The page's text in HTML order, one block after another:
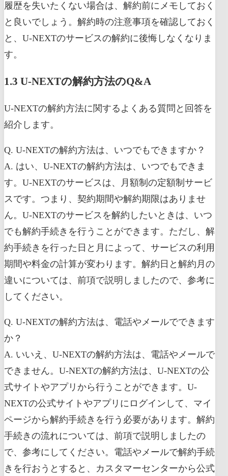
履歴を失いたくない場合は、解約前にメモしておく
と良いでしょう。解約時の注意事項を確認しておく
と、U-NEXTのサービスの解約に後悔しなくなりま
す。
1.3 U-NEXTの解約方法のQ&A
U-NEXTの解約方法に関するよくある質問と回答を
紹介します。
Q. U-NEXTの解約方法は、いつでもできますか？
A. はい、U-NEXTの解約方法は、いつでもできま
す。U-NEXTのサービスは、月額制の定額制サービ
スです。つまり、契約期間や解約期限はありませ
ん。U-NEXTのサービスを解約したいときは、いつ
でも解約手続きを行うことができます。ただし、解
約手続きを行った日と月によって、サービスの利用
期間や料金の計算が変わります。解約日と解約月の
違いについては、前項で説明しましたので、参考に
してください。
Q. U-NEXTの解約方法は、電話やメールでできます
か？
A. いいえ、U-NEXTの解約方法は、電話やメールで
できません。U-NEXTの解約方法は、U-NEXTの公
式サイトやアプリから行うことができます。U-
NEXTの公式サイトやアプリにログインして、マイ
ページから解約手続きを行う必要があります。解約
手続きの流れについては、前項で説明しましたの
で、参考にしてください。電話やメールで解約手続
きを行おうとすると、カスタマーセンターから公式